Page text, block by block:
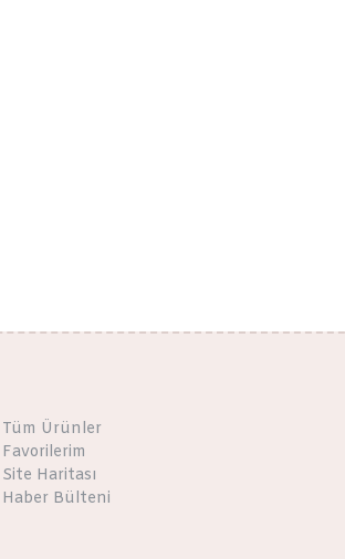
Tüm Ürünler
Favorilerim
Site Haritası
Haber Bülteni